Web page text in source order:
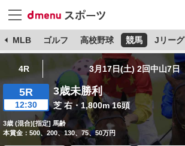
MLB ゴルフ 高校野球 競馬 Jリーグ
4R 3月17日(土) 2回中山7日
5R
12:30
3歳未勝利
芝 右・1,800m 16頭
3歳 (混合)[指定] 馬齢
本賞金：500、200、130、75、50万円